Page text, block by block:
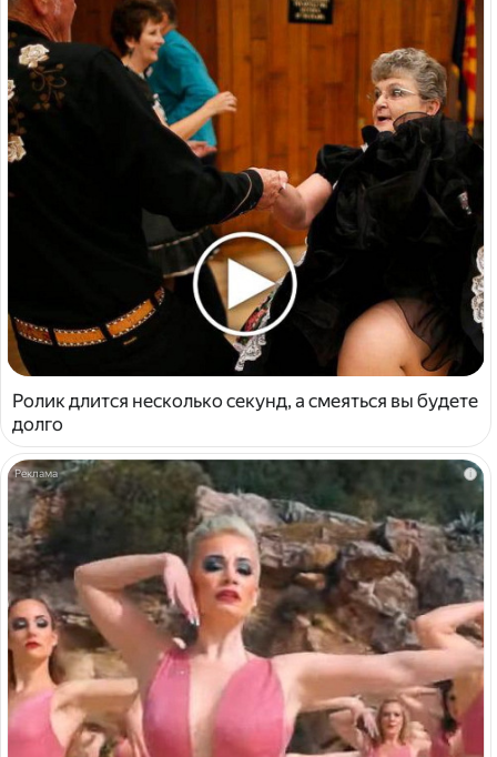
Ролик длится несколько секунд, а смеяться вы будете
долго
i